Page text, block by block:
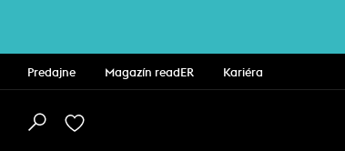
Predajne Magazín readER Kariéra